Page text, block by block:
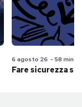
6 agosto 26 - 58 min
Fare sicurezza